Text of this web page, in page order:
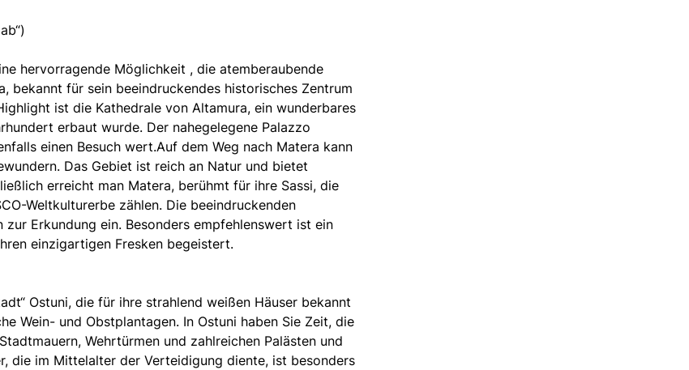
hervorragende Möglichkeit , die atemberaubende
bekannt für sein beeindruckendes historisches Zentrum
ist die Kathedrale von Altamura, ein wunderbares
erbaut wurde. Der nahegelegene Palazzo
einen Besuch wert.Auf dem Weg nach Matera kann
Das Gebiet ist reich an Natur und bietet
erreicht man Matera, berühmt für ihre Sassi, die
Weltkulturerbe zählen. Die beeindruckenden
zur Erkundung ein. Besonders empfehlenswert ist ein
einzigartigen Fresken begeistert.
Ostuni, die für ihre strahlend weißen Häuser bekannt
Wein- und Obstplantagen. In Ostuni haben Sie Zeit, die
Wehrtürmen und zahlreichen Palästen und
die im Mittelalter der Verteidigung diente, ist besonders